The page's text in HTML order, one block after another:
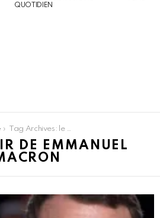
QUOTIDIEN
Tag Archives: le sourir de Emmanuel Macron
DE EMMANUEL